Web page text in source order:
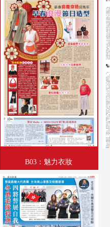
A18：趣學語文
A19：國際
A20：國際
B01：財經
B02：財經
B03：魅力衣妝
B04：文匯園
B06：娛樂
B07：體育
B08：體育
B03：魅力衣妝